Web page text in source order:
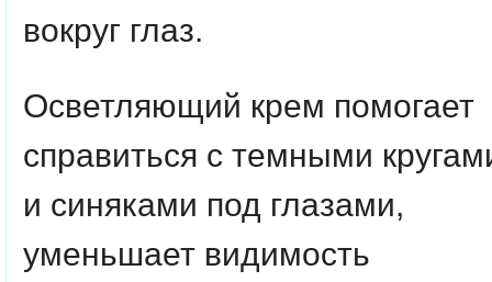
вокруг глаз.
Осветляющий крем помогает
справиться с темными
и синяками под глазами,
уменьшает видимость